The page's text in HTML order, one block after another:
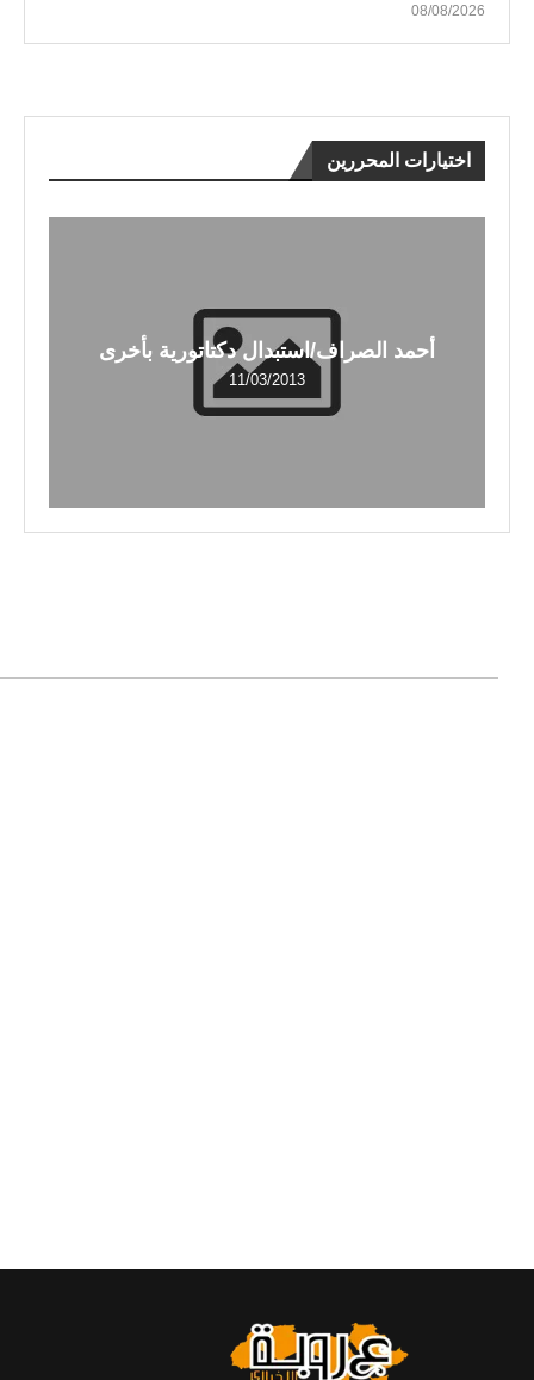
08/08/2026
اختيارات المحررين
أحمد الصراف/استبدال دكتاتورية بأخرى
11/03/2013